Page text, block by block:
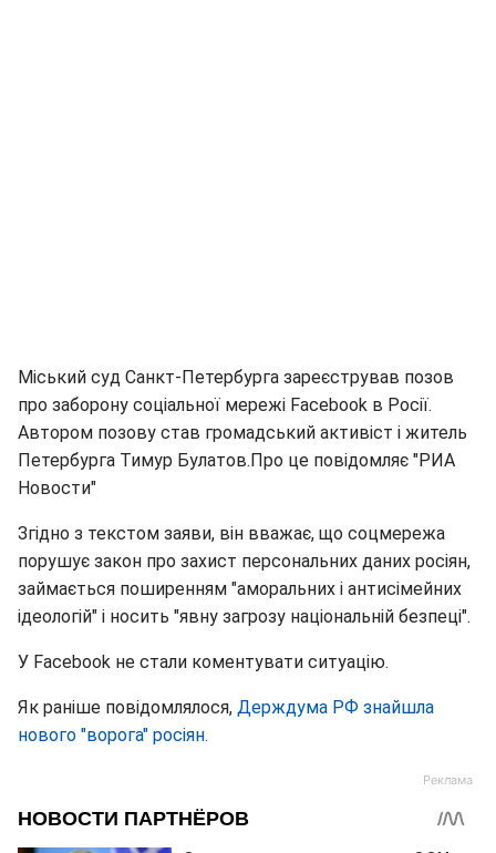
Міський суд Санкт-Петербурга зареєстрував позов
про заборону соціальної мережі Facebook в Росії.
Автором позову став громадський активіст і житель
Петербурга Тимур Булатов.Про це повідомляє "РИА
Новости"
Згідно з текстом заяви, він вважає, що соцмережа
порушує закон про захист персональних даних росіян,
займається поширенням "аморальних і антисімейних
ідеологій" і носить "явну загрозу національній безпеці".
У Facebook не стали коментувати ситуацію.
Як раніше повідомлялося, Держдума РФ знайшла
нового "ворога" росіян.